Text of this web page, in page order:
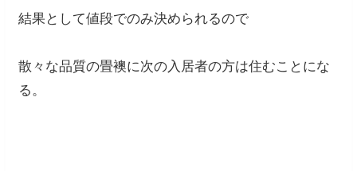
結果として値段でのみ決められるので
散々な品質の畳襖に次の入居者の方は住むことにな
る。